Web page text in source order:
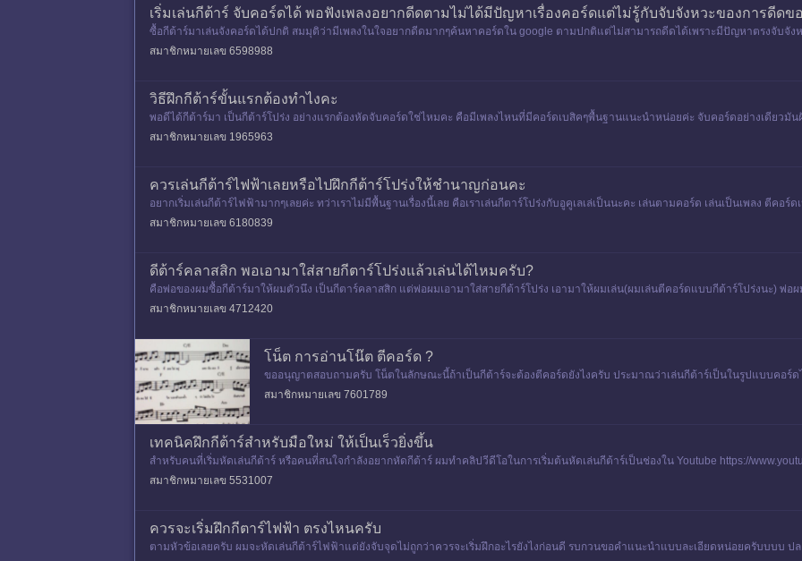
เริ่มเล่นกีต้าร์ จับคอร์ดได้ พอฟังเพลงอยากดีดตามไม่ได้มีปัญหาเรื่องคอร์ดแต่ไม่รู้กับจับจังหวะของการดีดข
ซื้อกีต้าร์มาเล่นจังคอร์ดได้ปกติ สมมุติว่ามีเพลงในใจอยากดีดมากๆค้นหาคอร์ดใน google ตามปกติแต่ไม่สามารถดีดได้เพราะมีปัญหาตรงจับจัง
พราะจับจังหวะไม่ถูกควรท
สมาชิกหมายเลข 6598988
วิธีฝึกกีต้าร์ขั้นแรกต้องทำไงคะ
พอดีได้กีต้าร์มา เป็นกีต้าร์โปร่ง อย่างแรกต้องหัดจับคอร์ดใช่ไหมคะ คือมีเพลงไหนที่มีคอร์ดเบสิคๆพื้นฐานแนะนำหน่อยค่ะ จับคอร์ดอย่างเดียวมั
เป็นอย่างสูง
สมาชิกหมายเลข 1965963
ควรเล่นกีต้าร์ไฟฟ้าเลยหรือไปฝึกกีต้าร์โปร่งให้ชำนาญก่อนคะ
อยากเริ่มเล่นกีต้าร์ไฟฟ้ามากๆเลยค่ะ ทว่าเราไม่มีพื้นฐานเรื่องนี้เลย คือเราเล่นกีตาร์โปร่งกับอูคูเลเล่เป็นนะคะ เล่นตามคอร์ด เล่นเป็นเพลง ตีคอ
ไ
สมาชิกหมายเลข 6180839
ดีต้าร์คลาสสิก​ พอเอามาใส่สายกีตาร์โปร่งแล้วเล่นได้ไหมครับ?
คือพ่อของผมซื้อกีต้าร์มาให้ผมตัวนึง​ เป็นกีตาร์คลาสสิก​ แต่พ่อผมเอามาใส่สายกีต้าร์โปร่ง​ เอามาให้ผมเล่น​(ผมเล่นตีคอร์ดแบบกีต้าร์โปร่งนะ)​ พ่อ
าบว่า​ ม
สมาชิกหมายเลข 4712420
โน็ต การอ่านโน๊ต ตีคอร์ด ?
ขออนุญาตสอบถามครับ โน็ตในลักษณะนี้ถ้าเป็นกีต้าร์จะต้องตีคอร์ดยังไงครับ ประมาณว่าเล่นกีต้าร์เป็นในรูปแบบคอร์
นื้อหาทั้วหมดเพื่อความรู้เท่านั้น
สมาชิกหมายเลข 7601789
เทคนิคฝึกกีต้าร์สำหรับมือใหม่ ให้เป็นเร็วยิ่งขึ้น
สำหรับคนที่เริ่มหัดเล่นกีต้าร์ หรือคนที่สนใจกำลังอยากหัดกีต้าร์ ผมทำคลิปวีดีโอในการเริ่มต้นหัดเล่นกีต้าร์เป็นช่องใน Youtube https://
ว่าคนที่ยังเล
สมาชิกหมายเลข 5531007
ควรจะเริ่มฝึกกีตาร์ไฟฟ้า ตรงไหนครับ
ตามหัวข้อเลยครับ ผมจะหัดเล่นกีต้าร์ไฟฟ้าแต่ยังจับจุดไม่ถูกว่าควรจะเริ่มฝึกอะไรยังไงก่อนดี รบกวนขอคำแนะนำแบบละเอียดหน่อยครับบบบ